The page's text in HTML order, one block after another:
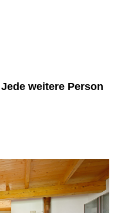
weitere Person